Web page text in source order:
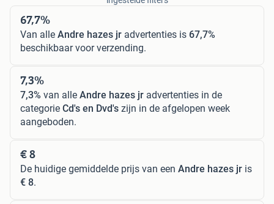
67,7%
Van alle Andre hazes jr advertenties is 67,7%
beschikbaar voor verzending.
7,3%
7,3% van alle Andre hazes jr advertenties in de
categorie Cd's en Dvd's zijn in de afgelopen week
aangeboden.
€ 8
De huidige gemiddelde prijs van een Andre hazes jr is
€ 8.